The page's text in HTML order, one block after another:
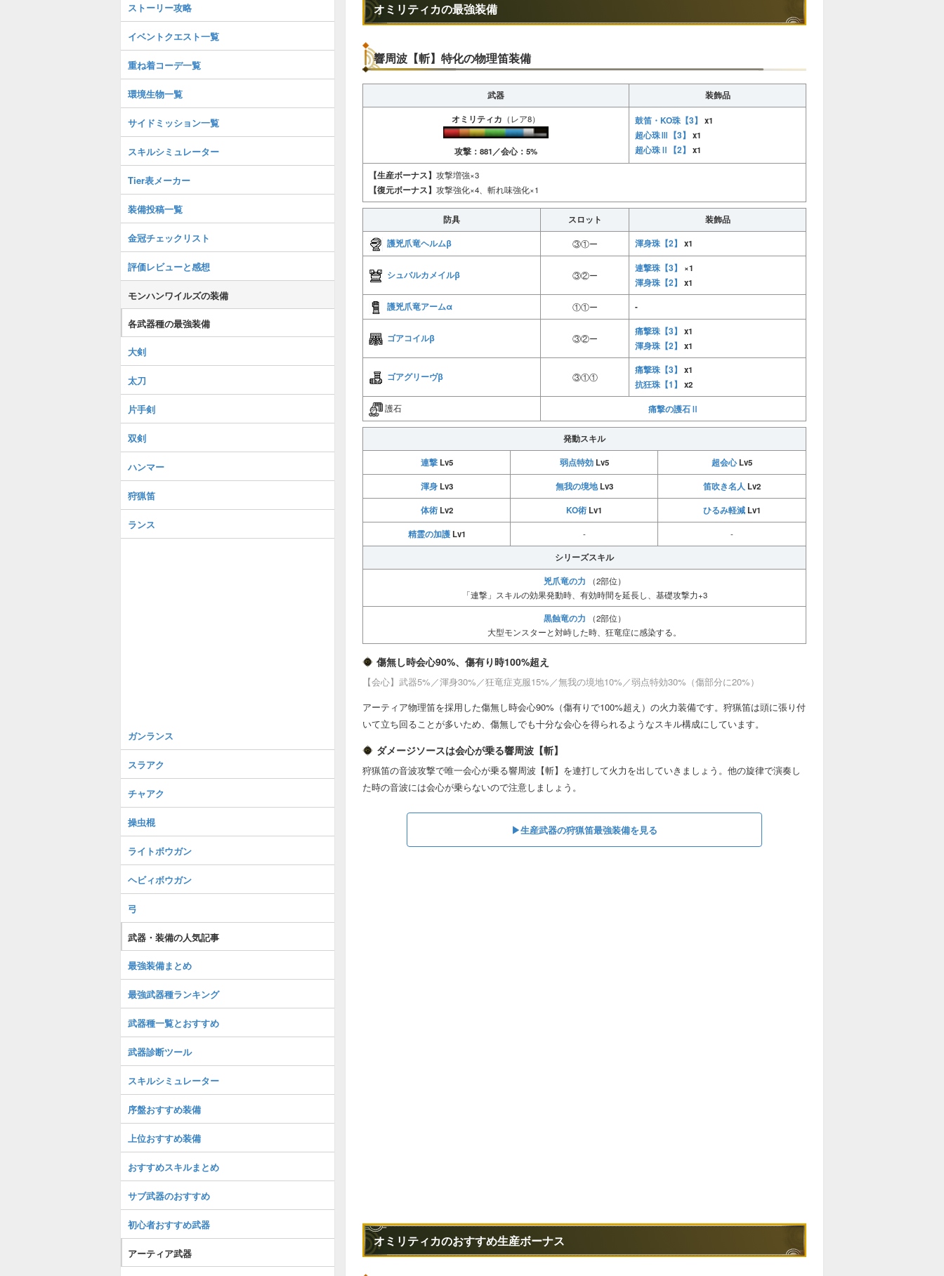
オミリティカの最強装備
響周波【斬】特化の物理笛装備
武器
装飾品
オミリティカ （レア8）
攻撃：881／会心：5%
鼓笛・KO珠【3】 x1
超心珠Ⅲ【3】 x1
超心珠Ⅱ【2】 x1
【生産ボーナス】 攻撃増強×3
【復元ボーナス】 攻撃強化×4、斬れ味強化×1
防具 スロット 装飾品
護兇爪竜ヘルムβ ③①ー 渾身珠【2】 x1
シュバルカメイルβ ③②ー
連撃珠【3】 ×1
渾身珠【2】 x1
護兇爪竜アームα ①①ー -
ゴアコイルβ ③②ー
痛撃珠【3】 x1
渾身珠【2】 x1
ゴアグリーヴβ ③①①
痛撃珠【3】 x1
抗狂珠【1】 x2
護石 痛撃の護石Ⅱ
発動スキル
連撃 Lv5 弱点特効 Lv5 超会心 Lv5
渾身 Lv3 無我の境地 Lv3 笛吹き名人 Lv2
体術 Lv2 KO術 Lv1 ひるみ軽減 Lv1
精霊の加護 Lv1 - -
シリーズスキル
兇爪竜の力 （2部位）
「連撃」スキルの効果発動時、有効時間を延長し、基礎攻撃力+3
黒蝕竜の力 （2部位）
大型モンスターと対峙した時、狂竜症に感染する。
傷無し時会心90%、傷有り時100%超え
【会心】武器5%／渾身30%／狂竜症克服15%／無我の境地10%／弱点特効30%（傷部分に20%）
アーティア物理笛を採用した傷無し時会心90%（傷有りで100%超え）の火力装備です。狩猟笛は頭に張り付
いて立ち回ることが多いため、傷無しでも十分な会心を得られるようなスキル構成にしています。
ダメージソースは会心が乗る響周波【斬】
狩猟笛の音波攻撃で唯一会心が乗る響周波【斬】を連打して火力を出していきましょう。他の旋律で演奏し
た時の音波には会心が乗らないので注意しましょう。
▶︎生産武器の狩猟笛最強装備を見る
オミリティカのおすすめ生産ボーナス
ストーリー攻略
イベントクエスト一覧
重ね着コーデ一覧
環境生物一覧
サイドミッション一覧
スキルシミュレーター
Tier表メーカー
装備投稿一覧
金冠チェックリスト
評価レビューと感想
モンハンワイルズの装備
各武器種の最強装備
大剣
太刀
片手剣
双剣
ハンマー
狩猟笛
ランス
ガンランス
スラアク
チャアク
操虫棍
ライトボウガン
ヘビィボウガン
弓
武器・装備の人気記事
最強装備まとめ
最強武器種ランキング
武器種一覧とおすすめ
武器診断ツール
スキルシミュレーター
序盤おすすめ装備
上位おすすめ装備
おすすめスキルまとめ
サブ武器のおすすめ
初心者おすすめ武器
アーティア武器